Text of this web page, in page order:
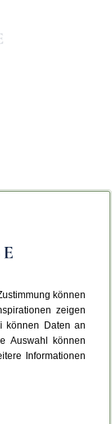
können
zeigen
können Daten an
Auswahl können
Informationen